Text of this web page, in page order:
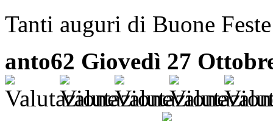
Tanti auguri di Buone
anto62 Giovedì 27